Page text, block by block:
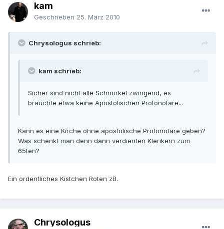
kam
Geschrieben 25. März 2010
Chrysologus schrieb:
kam schrieb:
Sicher sind nicht alle Schnörkel zwingend, es
brauchte etwa keine Apostolischen Protonotare...
Kann es eine Kirche ohne apostolische Protonotare geben?
Was schenkt man denn dann verdienten Klerikern zum
65ten?
Ein ordentliches Kistchen Roten zB.
Chrysologus